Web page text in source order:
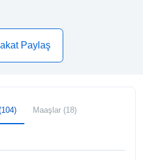
Paylaş
Maaşlar (18)